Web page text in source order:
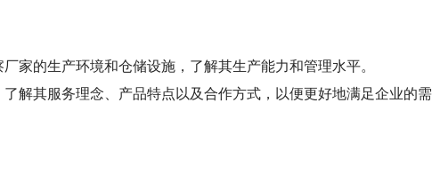
家的生产环境和仓储设施，了解其生产能力和管理水平。
解其服务理念、产品特点以及合作方式，以便更好地满足企业的需